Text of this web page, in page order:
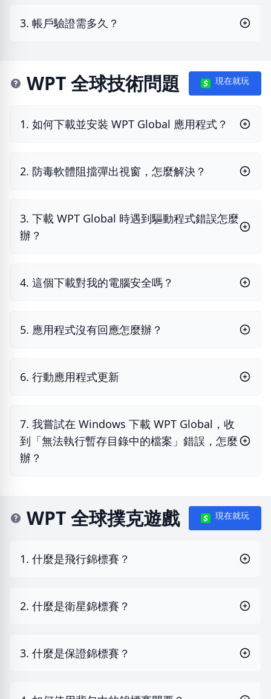
3. 帳戶驗證需多久？
WPT 全球技術問題 現在就玩
1. 如何下載並安裝 WPT Global 應用程式？
2. 防毒軟體阻擋彈出視窗，怎麼解決？
3. 下載 WPT Global 時遇到驅動程式錯誤怎麼
辦？
4. 這個下載對我的電腦安全嗎？
5. 應用程式沒有回應怎麼辦？
6. 行動應用程式更新
7. 我嘗試在 Windows 下載 WPT Global，收
到「無法執行暫存目錄中的檔案」錯誤，怎麼
辦？
WPT 全球撲克遊戲 現在就玩
1. 什麼是飛行錦標賽？
2. 什麼是衛星錦標賽？
3. 什麼是保證錦標賽？